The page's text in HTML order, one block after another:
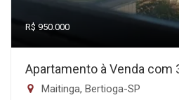
R$ 950.000
Apartamento à Venda com
Maitinga, Bertioga-SP